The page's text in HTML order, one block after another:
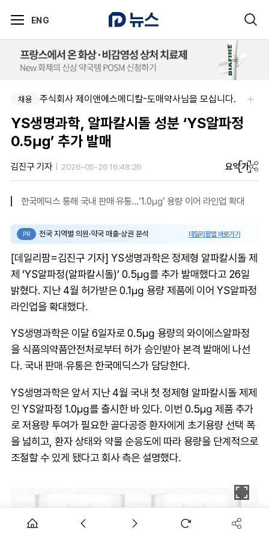
ENG
채용 주식회사 제이앤에스메디칼-도매약사님을 모십니다.
YS생명과학, 알파칼시돌 성분 ‘YS알파정
0.5㎍’ 추가 발매
김진구 기자 2026-05-26 16:48:26 요약가
한국메딕스 통해 국내 판매‧유통…‘1.0㎍’ 용량 이어 라인업 확대
PR 전국 지역별 의원·약국 매출·상권 분석 데일리팜맵 바로가기
[데일리팜=김진구 기자] YS생명과학은 정제형 알파칼시돌 제
제 ‘YS알파정(알파칼시돌)’ 0.5㎍를 추가 발매했다고 26일
밝혔다. 지난 4월 허가받은 0.1㎍ 용량 제품에 이어 YS알파정
라인업을 확대했다.
YS생명과학은 이달 6일자로 0.5㎍ 용량의 와이에스알파정
을 식품의약품안전처로부터 허가 승인받아 본격 발매에 나선
다. 국내 판매‧유통은 한국메딕스가 담당한다.
YS생명과학은 앞서 지난 4월 국내 첫 정제형 알파칼시돌 제제
인 YS알파정 1.0㎍를 출시한 바 있다. 이번 0.5㎍ 제품 추가
로 저용량 투여가 필요한 골다공증 환자에게 초기용량 선택 폭
을 넓히고, 환자 상태와 약물 순응도에 따라 용량을 단계적으로
조절할 수 있게 됐다고 회사 측은 설명했다.